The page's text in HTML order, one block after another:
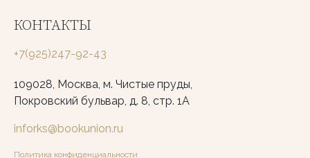
КОНТАКТЫ
+7(925)247-92-43
109028, Москва, м. Чистые пруды,
Покровский бульвар, д. 8, стр. 1А
inforks@bookunion.ru
Политика конфиденциальности